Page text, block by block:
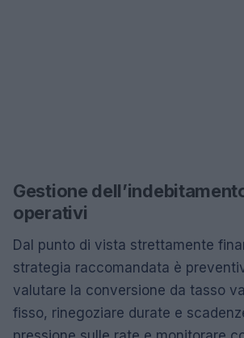
Gestione
operativi
Dal punto di vista strettamente
strategia raccomandata è
valutare la conversione da tasso
fisso, rinegoziare durate e